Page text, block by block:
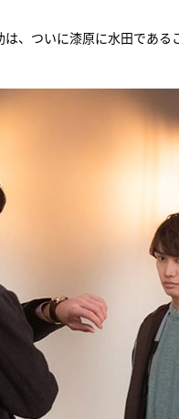
、ついに漆原に水田であ